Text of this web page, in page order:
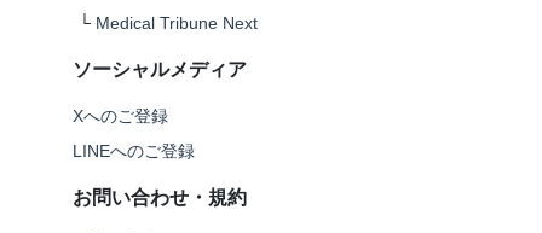
└ Medical Tribune Next
ソーシャルメディア
Xへのご登録
LINEへのご登録
お問い合わせ・規約